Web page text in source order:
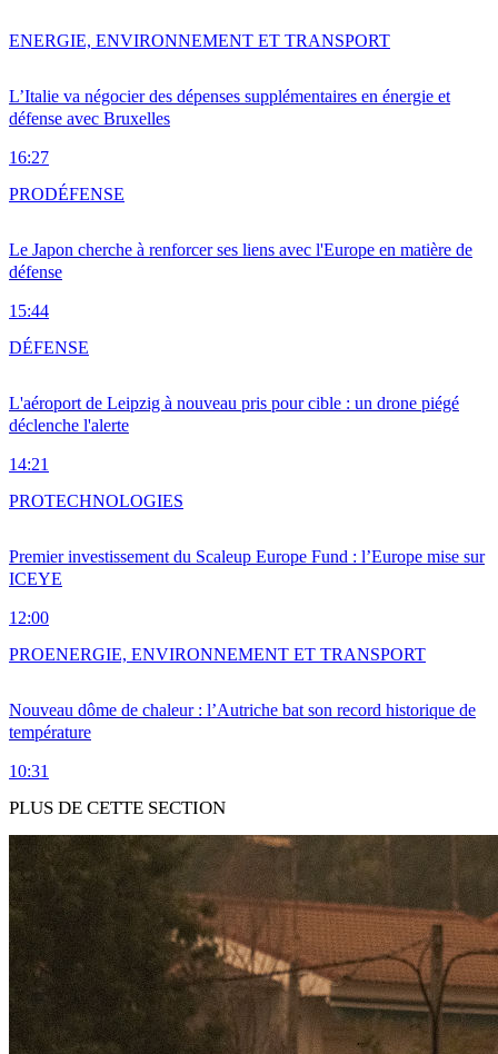
L’Italie va négocier des dépenses supplémentaires en énergie et
défense avec Bruxelles
16:27
ENERGIE, ENVIRONNEMENT ET TRANSPORT
Le Japon cherche à renforcer ses liens avec l'Europe en matière de
défense
15:44
PRODÉFENSE
L'aéroport de Leipzig à nouveau pris pour cible : un drone piégé
déclenche l'alerte
14:21
DÉFENSE
Premier investissement du Scaleup Europe Fund : l’Europe mise sur
ICEYE
12:00
PROTECHNOLOGIES
Nouveau dôme de chaleur : l’Autriche bat son record historique de
température
10:31
PROENERGIE, ENVIRONNEMENT ET TRANSPORT
PLUS DE CETTE SECTION